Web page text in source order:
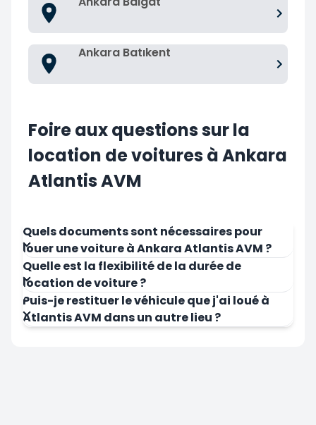
Ankara Batıkent
Foire aux questions sur la
location de voitures à Ankara
Atlantis AVM
Quels documents sont nécessaires pour
louer une voiture à Ankara Atlantis AVM ?
Quelle est la flexibilité de la durée de
location de voiture ?
Puis-je restituer le véhicule que j'ai loué à
Atlantis AVM dans un autre lieu ?